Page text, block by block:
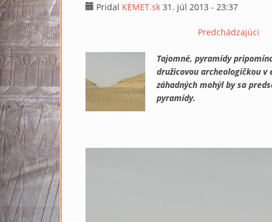
Pridal KEMET.sk 31. júl 2013 - 23:37
Predchádzajúci
Tajomné, pyramídy
družicovou archeologičkou
záhadných mohýl by sa
pyramídy.